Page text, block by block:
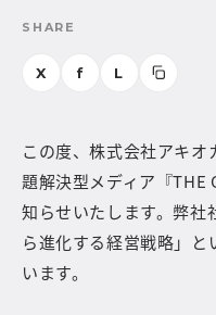
SHARE
X f L
この度、株式会社アキ
題解決型メディア『THE
知らせいたします。弊社
ら進化する経営戦略」
います。